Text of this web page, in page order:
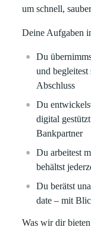
um schnell,
Deine Aufgaben
Du
und
Abschluss
Du
digital
Bankpartner
Du arbeitest
behältst
Du berätst
date – mit
Was wir dir